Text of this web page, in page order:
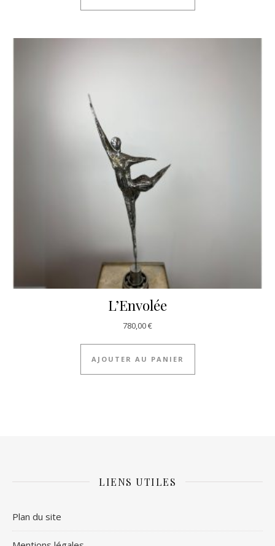
L’Envolée
780,00€
AJOUTER AU PANIER
LIENS UTILES
Plan du site